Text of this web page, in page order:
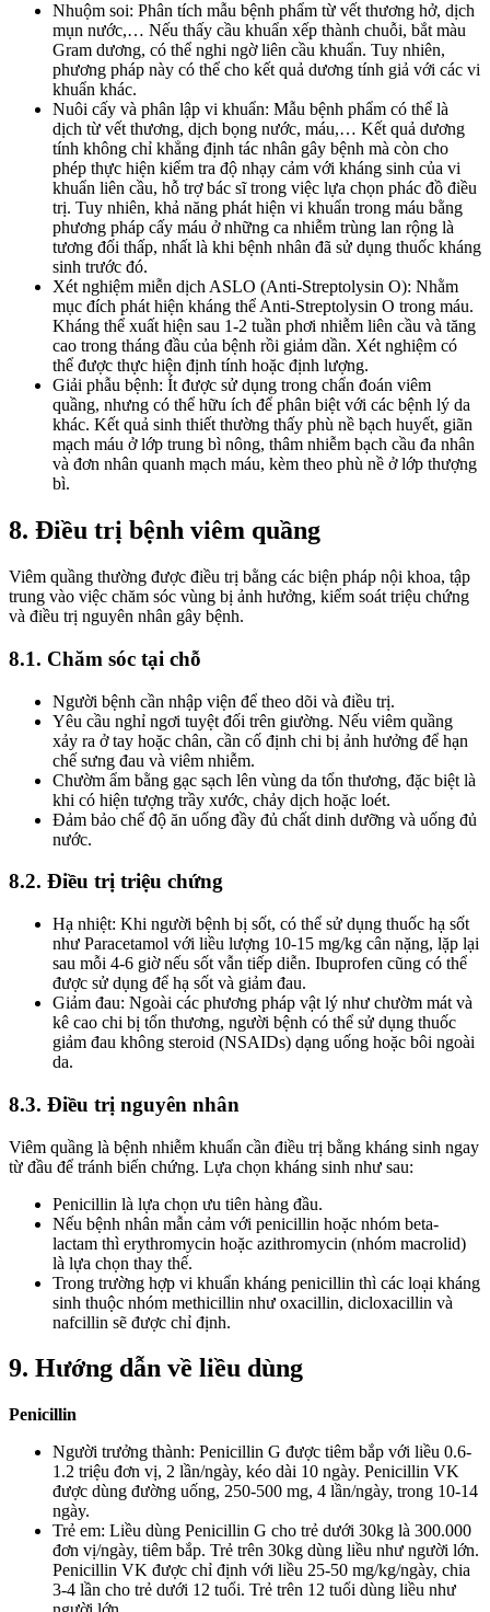
Nhuộm soi: Phân tích mẫu bệnh phẩm từ vết thương hở, dịch
mụn nước,… Nếu thấy cầu khuẩn xếp thành chuỗi, bắt màu
Gram dương, có thể nghi ngờ liên cầu khuẩn. Tuy nhiên,
phương pháp này có thể cho kết quả dương tính giả với các vi
khuẩn khác.
Nuôi cấy và phân lập vi khuẩn: Mẫu bệnh phẩm có thể là
dịch từ vết thương, dịch bọng nước, máu,… Kết quả dương
tính không chỉ khẳng định tác nhân gây bệnh mà còn cho
phép thực hiện kiểm tra độ nhạy cảm với kháng sinh của vi
khuẩn liên cầu, hỗ trợ bác sĩ trong việc lựa chọn phác đồ điều
trị. Tuy nhiên, khả năng phát hiện vi khuẩn trong máu bằng
phương pháp cấy máu ở những ca nhiễm trùng lan rộng là
tương đối thấp, nhất là khi bệnh nhân đã sử dụng thuốc kháng
sinh trước đó.
Xét nghiệm miễn dịch ASLO (Anti-Streptolysin O): Nhằm
mục đích phát hiện kháng thể Anti-Streptolysin O trong máu.
Kháng thể xuất hiện sau 1-2 tuần phơi nhiễm liên cầu và tăng
cao trong tháng đầu của bệnh rồi giảm dần. Xét nghiệm có
thể được thực hiện định tính hoặc định lượng.
Giải phẫu bệnh: Ít được sử dụng trong chẩn đoán viêm
quầng, nhưng có thể hữu ích để phân biệt với các bệnh lý da
khác. Kết quả sinh thiết thường thấy phù nề bạch huyết, giãn
mạch máu ở lớp trung bì nông, thâm nhiễm bạch cầu đa nhân
và đơn nhân quanh mạch máu, kèm theo phù nề ở lớp thượng
bì.
8. Điều trị bệnh viêm quầng
Viêm quầng thường được điều trị bằng các biện pháp nội khoa, tập
trung vào việc chăm sóc vùng bị ảnh hưởng, kiểm soát triệu chứng
và điều trị nguyên nhân gây bệnh.
8.1. Chăm sóc tại chỗ
Người bệnh cần nhập viện để theo dõi và điều trị.
Yêu cầu nghỉ ngơi tuyệt đối trên giường. Nếu viêm quầng
xảy ra ở tay hoặc chân, cần cố định chi bị ảnh hưởng để hạn
chế sưng đau và viêm nhiễm.
Chườm ẩm bằng gạc sạch lên vùng da tổn thương, đặc biệt là
khi có hiện tượng trầy xước, chảy dịch hoặc loét.
Đảm bảo chế độ ăn uống đầy đủ chất dinh dưỡng và uống đủ
nước.
8.2. Điều trị triệu chứng
Hạ nhiệt: Khi người bệnh bị sốt, có thể sử dụng thuốc hạ sốt
như Paracetamol với liều lượng 10-15 mg/kg cân nặng, lặp lại
sau mỗi 4-6 giờ nếu sốt vẫn tiếp diễn. Ibuprofen cũng có thể
được sử dụng để hạ sốt và giảm đau.
Giảm đau: Ngoài các phương pháp vật lý như chườm mát và
kê cao chi bị tổn thương, người bệnh có thể sử dụng thuốc
giảm đau không steroid (NSAIDs) dạng uống hoặc bôi ngoài
da.
8.3. Điều trị nguyên nhân
Viêm quầng là bệnh nhiễm khuẩn cần điều trị bằng kháng sinh ngay
từ đầu để tránh biến chứng. Lựa chọn kháng sinh như sau:
Penicillin là lựa chọn ưu tiên hàng đầu.
Nếu bệnh nhân mẫn cảm với penicillin hoặc nhóm beta-
lactam thì erythromycin hoặc azithromycin (nhóm macrolid)
là lựa chọn thay thế.
Trong trường hợp vi khuẩn kháng penicillin thì các loại kháng
sinh thuộc nhóm methicillin như oxacillin, dicloxacillin và
nafcillin sẽ được chỉ định.
9. Hướng dẫn về liều dùng
Penicillin
Người trưởng thành: Penicillin G được tiêm bắp với liều 0.6-
1.2 triệu đơn vị, 2 lần/ngày, kéo dài 10 ngày. Penicillin VK
được dùng đường uống, 250-500 mg, 4 lần/ngày, trong 10-14
ngày.
Trẻ em: Liều dùng Penicillin G cho trẻ dưới 30kg là 300.000
đơn vị/ngày, tiêm bắp. Trẻ trên 30kg dùng liều như người lớn.
Penicillin VK được chỉ định với liều 25-50 mg/kg/ngày, chia
3-4 lần cho trẻ dưới 12 tuổi. Trẻ trên 12 tuổi dùng liều như